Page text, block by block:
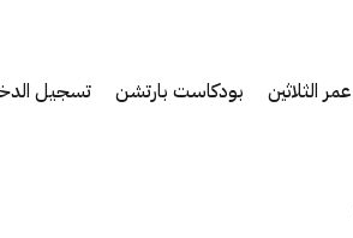
عمر الثلاثين بودكاست بارتشن تسجيل